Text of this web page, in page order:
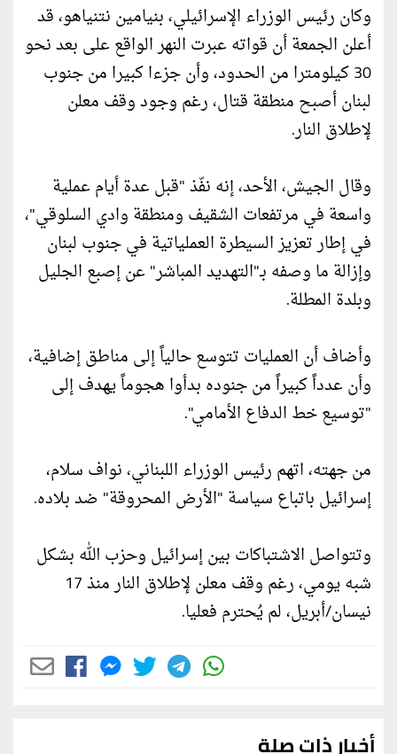
وكان رئيس الوزراء الإسرائيلي، بنيامين نتنياهو، قد
أعلن الجمعة أن قواته عبرت النهر الواقع على بعد نحو
30 كيلومترا من الحدود، وأن جزءا كبيرا من جنوب
لبنان أصبح منطقة قتال، رغم وجود وقف معلن
لإطلاق النار.
وقال الجيش، الأحد، إنه نفّذ "قبل عدة أيام عملية
واسعة في مرتفعات الشقيف ومنطقة وادي السلوقي"،
في إطار تعزيز السيطرة العملياتية في جنوب لبنان
وإزالة ما وصفه بـ"التهديد المباشر" عن إصبع الجليل
وبلدة المطلة.
وأضاف أن العمليات تتوسع حالياً إلى مناطق إضافية،
وأن عدداً كبيراً من جنوده بدأوا هجوماً يهدف إلى
"توسيع خط الدفاع الأمامي".
من جهته، اتهم رئيس الوزراء اللبناني، نواف سلام،
إسرائيل باتباع سياسة "الأرض المحروقة" ضد بلاده.
وتتواصل الاشتباكات بين إسرائيل وحزب الله بشكل
شبه يومي، رغم وقف معلن لإطلاق النار منذ 17
نيسان/أبريل، لم يُحترم فعليا.
أخبار ذات صلة